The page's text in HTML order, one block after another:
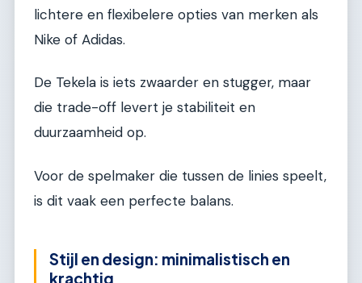
lichtere en flexibelere opties van merken als
Nike of Adidas.
De Tekela is iets zwaarder en stugger, maar
die trade-off levert je stabiliteit en
duurzaamheid op.
Voor de spelmaker die tussen de linies speelt,
is dit vaak een perfecte balans.
Stijl en design: minimalistisch en
krachtig